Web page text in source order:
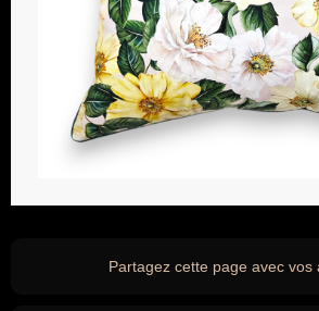
Partagez cette page avec vos